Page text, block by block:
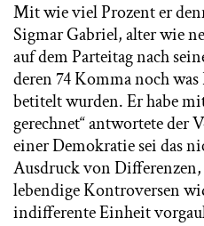
Mit wie viel Prozent er
Sigmar Gabriel, alter wie
auf dem Parteitag nach
deren 74 Komma noch
betitelt wurden. Er habe
gerechnet“ antwortete der
einer Demokratie sei das
Ausdruck von
lebendige Kontroversen
indifferente Einheit